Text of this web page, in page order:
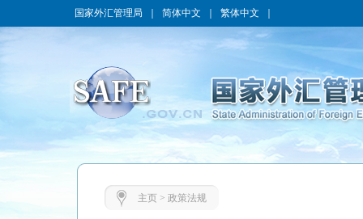
国家外汇管理局 简体中文 繁体中文
主页> 政策法规